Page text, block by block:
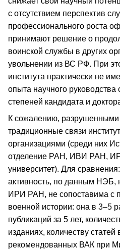
с отсутствием перспектив
профессионального роста
принимают решение о
воинской службы в других
увольнении из ВС РФ. При
института практически не
опыта научного руководства
степеней кандидата и
К сожалению, разрушенными
традиционные связи
организациями (среди них
отделение РАН, ИВИ РАН,
университет). Для
активность, по данным
ИРИ РАН, не сопоставима с
военной истории: она в 3–5
публикаций за 5 лет,
изданиях, количеству статей
рекомендованных ВАК при